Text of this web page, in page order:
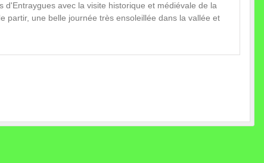
avec la visite historique et médiévale de la
partir, une belle journée très ensoleillée dans la vallée et